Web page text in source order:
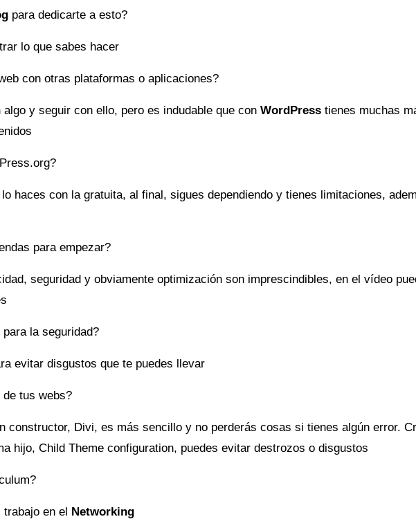
para dedicarte a esto?
lo que sabes hacer
con otras plataformas o aplicaciones?
y seguir con ello, pero es indudable que con WordPress tienes muchas
haces con la gratuita, al final, sigues dependiendo y tienes limitaciones,
para empezar?
seguridad y obviamente optimización son imprescindibles, en el vídeo
la seguridad?
evitar disgustos que te puedes llevar
tus webs?
constructor, Divi, es más sencillo y no perderás cosas si tienes algún error.
hijo, Child Theme configuration, puedes evitar destrozos o disgustos
trabajo en el Networking